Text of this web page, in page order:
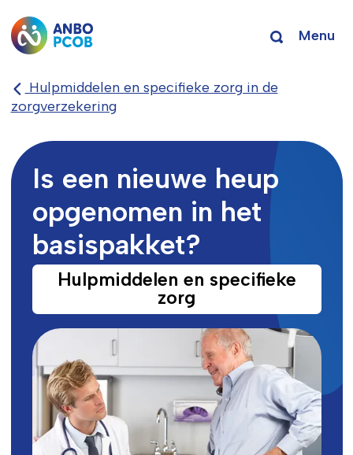
Menu
Hulpmiddelen en specifieke zorg in de
zorgverzekering
Is een nieuwe heup
opgenomen in het
basispakket?
Hulpmiddelen en specifieke
zorg